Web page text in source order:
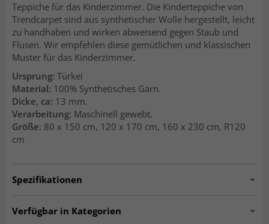
Teppiche für das Kinderzimmer. Die Kinderteppiche von
Trendcarpet sind aus synthetischer Wolle hergestellt, leicht
zu handhaben und wirken abweisend gegen Staub und
Flusen. Wir empfehlen diese gemütlichen und klassischen
Muster für das Kinderzimmer.
Ursprung: Türkei
Material: 100% Synthetisches Garn.
Dicke, ca: 13 mm.
Verarbeitung: Maschinell gewebt.
Größe: 80 x 150 cm, 120 x 170 cm, 160 x 230 cm, R120
cm
Spezifikationen
Verfügbar in Kategorien